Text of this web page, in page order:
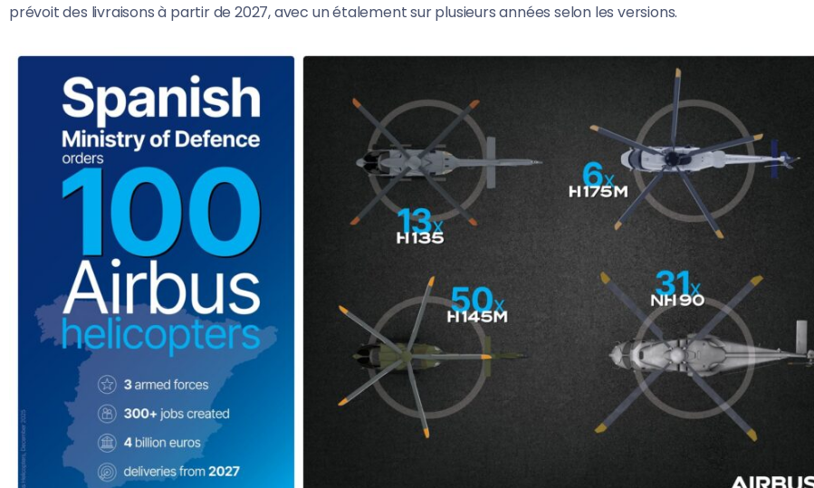
prévoit des livraisons à partir de 2027, avec un étalement sur plusieurs années selon les versions.